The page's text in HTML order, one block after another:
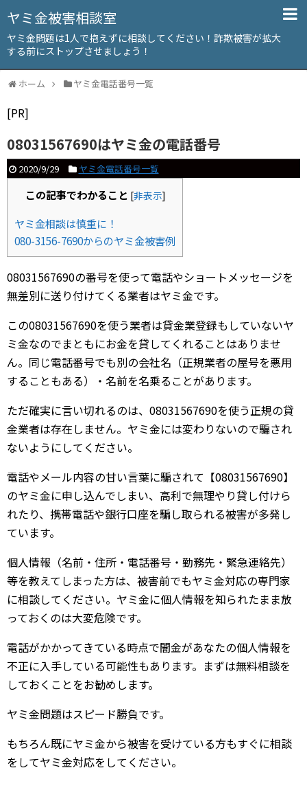
ヤミ金被害相談室
ヤミ金問題は1人で抱えずに相談してください！詐欺被害が拡大
する前にストップさせましょう！
ホーム ヤミ金電話番号一覧
[PR]
08031567690はヤミ金の電話番号
2020/9/29 ヤミ金電話番号一覧
この記事でわかること [非表示]
ヤミ金相談は慎重に！
080-3156-7690からのヤミ金被害例
08031567690の番号を使って電話やショートメッセージを
無差別に送り付けてくる業者はヤミ金です。
この08031567690を使う業者は貸金業登録もしていないヤ
ミ金なのでまともにお金を貸してくれることはありませ
ん。同じ電話番号でも別の会社名（正規業者の屋号を悪用
することもある）・名前を名乗ることがあります。
ただ確実に言い切れるのは、08031567690を使う正規の貸
金業者は存在しません。ヤミ金には変わりないので騙され
ないようにしてください。
電話やメール内容の甘い言葉に騙されて【08031567690】
のヤミ金に申し込んでしまい、高利で無理やり貸し付けら
れたり、携帯電話や銀行口座を騙し取られる被害が多発し
ています。
個人情報（名前・住所・電話番号・勤務先・緊急連絡先）
等を教えてしまった方は、被害前でもヤミ金対応の専門家
に相談してください。ヤミ金に個人情報を知られたまま放
っておくのは大変危険です。
電話がかかってきている時点で闇金があなたの個人情報を
不正に入手している可能性もあります。まずは無料相談を
しておくことをお勧めします。
ヤミ金問題はスピード勝負です。
もちろん既にヤミ金から被害を受けている方もすぐに相談
をしてヤミ金対応をしてください。